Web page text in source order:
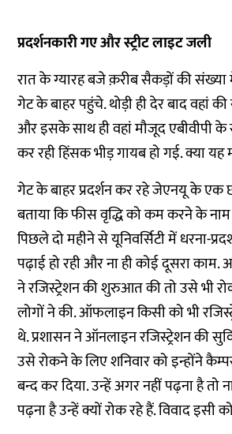
प्रदर्शनकारी गए और स्ट्रीट लाइट जली
रात के ग्यारह बजे क़रीब सैकड़ों की
गेट के बाहर पहुंचे. थोड़ी ही देर बाद वहां
और इसके साथ ही वहां मौजूद एबीवीपी
कर रही हिंसक भीड़ गायब हो गई. क्या
गेट के बाहर प्रदर्शन कर रहे जेएनयू के एक
बताया कि फीस वृद्धि को कम करने के
पिछले दो महीने से यूनिवर्सिटी में धरना-
पढ़ाई हो रही और ना ही कोई दूसरा काम.
ने रजिस्ट्रेशन की शुरुआत की तो उसे भी
लोगों ने की. ऑफलाइन किसी को भी
थे. प्रशासन ने ऑनलाइन रजिस्ट्रेशन की
उसे रोकने के लिए शनिवार को इन्होंने
बन्द कर दिया. उन्हें अगर नहीं पढ़ना है तो
पढ़ना है उन्हें क्यों रोक रहे हैं. विवाद